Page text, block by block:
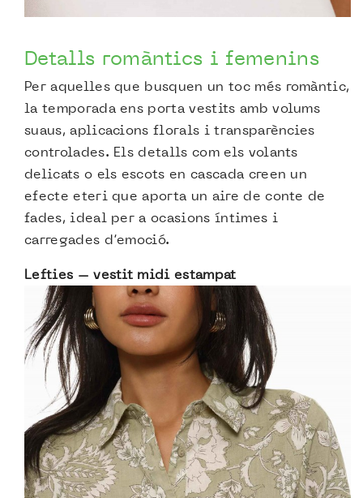
Detalls romàntics i femenins
Per aquelles que busquen un toc més romàntic,
la temporada ens porta vestits amb volums
suaus, aplicacions florals i transparències
controlades. Els detalls com els volants
delicats o els escots en cascada creen un
efecte eteri que aporta un aire de conte de
fades, ideal per a ocasions íntimes i
carregades d’emoció.
Lefties – vestit midi estampat